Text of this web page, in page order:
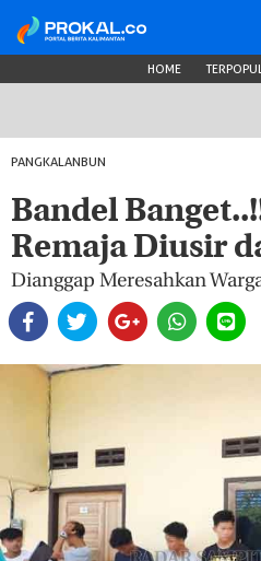
HOME
PANGKALANBUN
Bandel
Remaja Diusir
Dianggap Meresahkan